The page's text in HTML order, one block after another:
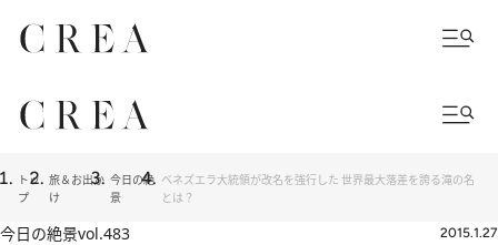
トッ
プ
旅＆お出か
け
今日の絶
景
ベネズエラ大統領が改名を強行した 世界最大落差を誇る滝の名
とは？
今日の絶景vol.483 2015.1.27